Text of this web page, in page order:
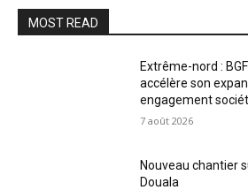
MOST READ
Extrême-nord :
accélère son
engagement
7 août 2026
Nouveau chantier
Douala